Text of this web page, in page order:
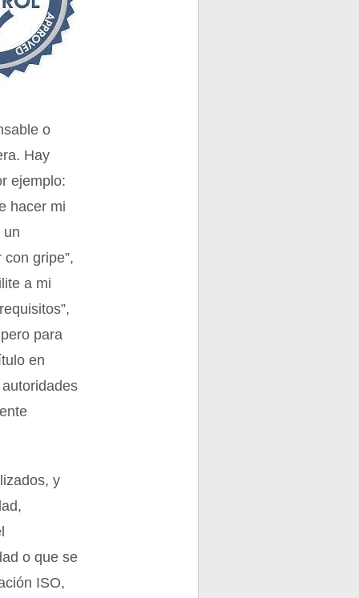
o
Hay
ejemplo:
hacer mi
un
gripe”,
a mi
para
en
y
o que se
ISO,